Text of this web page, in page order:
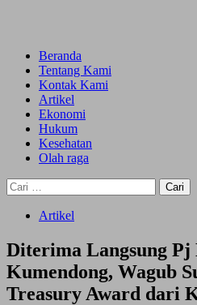
Beranda
Tentang Kami
Kontak Kami
Artikel
Ekonomi
Hukum
Kesehatan
Olah raga
Cari
untuk:
Artikel
Diterima Langsung Pj
Kumendong, Wagub
Treasury Award dari